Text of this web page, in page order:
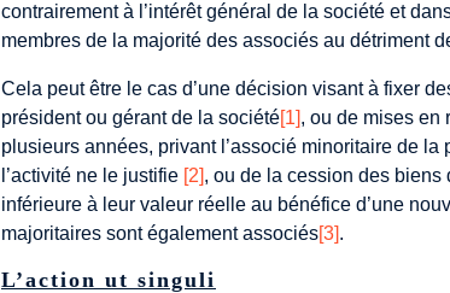
contrairement à l’intérêt général de la société et
membres de la majorité des associés au détriment
Cela peut être le cas d’une décision visant à fixer
président ou gérant de la société[1], ou de mises en
plusieurs années, privant l’associé minoritaire de
l’activité ne le justifie [2], ou de la cession des biens
inférieure à leur valeur réelle au bénéfice d’une
majoritaires sont également associés[3].
L’action ut singuli